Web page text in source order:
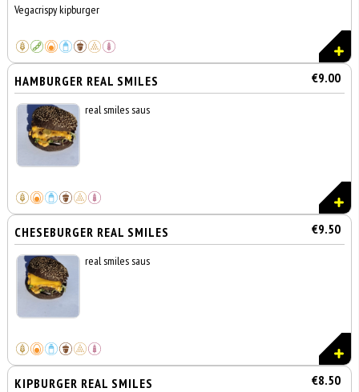
Vegacrispy kipburger
HAMBURGER REAL SMILES €9.00
real smiles saus
CHESEBURGER REAL SMILES €9.50
real smiles saus
KIPBURGER REAL SMILES €8.50